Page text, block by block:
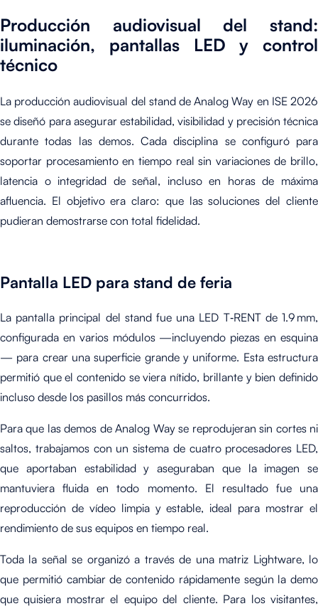
Producción audiovisual del stand:
iluminación, pantallas LED y control
técnico
La producción audiovisual del stand de Analog Way en ISE 2026
se diseñó para asegurar estabilidad, visibilidad y precisión técnica
durante todas las demos. Cada disciplina se configuró para
soportar procesamiento en tiempo real sin variaciones de brillo,
latencia o integridad de señal, incluso en horas de máxima
afluencia. El objetivo era claro: que las soluciones del cliente
pudieran demostrarse con total fidelidad.
Pantalla LED para stand de feria
La pantalla principal del stand fue una LED T‑RENT de 1.9 mm,
configurada en varios módulos —incluyendo piezas en esquina
— para crear una superficie grande y uniforme. Esta estructura
permitió que el contenido se viera nítido, brillante y bien definido
incluso desde los pasillos más concurridos.
Para que las demos de Analog Way se reprodujeran sin cortes ni
saltos, trabajamos con un sistema de cuatro procesadores LED,
que aportaban estabilidad y aseguraban que la imagen se
mantuviera fluida en todo momento. El resultado fue una
reproducción de vídeo limpia y estable, ideal para mostrar el
rendimiento de sus equipos en tiempo real.
Toda la señal se organizó a través de una matriz Lightware, lo
que permitió cambiar de contenido rápidamente según la demo
que quisiera mostrar el equipo del cliente. Para los visitantes,